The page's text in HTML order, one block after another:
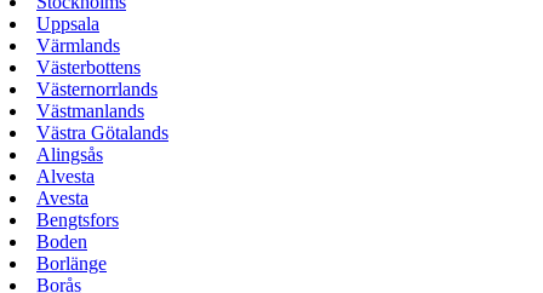
Uppsala
Värmlands
Västerbottens
Västernorrlands
Västmanlands
Västra Götalands
Alingsås
Alvesta
Avesta
Bengtsfors
Boden
Borlänge
Borås